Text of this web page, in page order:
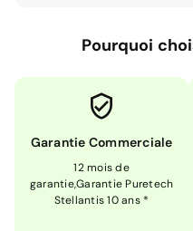
Pourquoi
Garantie Commerciale
12 mois de
garantie,Garantie Puretech
Stellantis 10 ans *